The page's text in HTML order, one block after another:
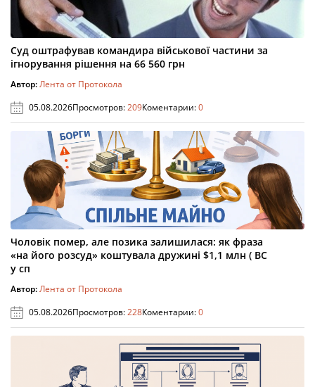
Суд оштрафував командира військової частини за
ігнорування рішення на 66 560 грн
Автор:Лента от Протокола
05.08.2026Просмотров:209Коментарии:0
Чоловік помер, але позика залишилася: як фраза
«на його розсуд» коштувала дружині $1,1 млн ( ВС
у сп
Автор:Лента от Протокола
05.08.2026Просмотров:228Коментарии:0